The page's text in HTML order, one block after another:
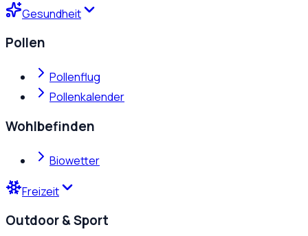
Gesundheit
Pollen
Pollenflug
Pollenkalender
Wohlbefinden
Biowetter
Freizeit
Outdoor & Sport